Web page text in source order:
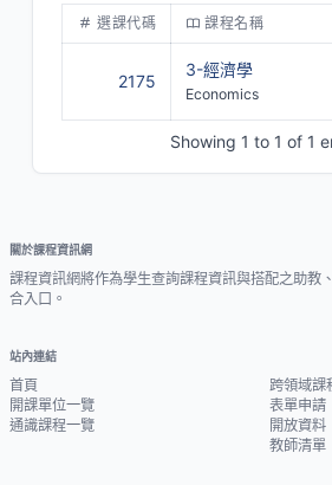
選課代碼 課程名稱
2175
3-經濟學
Economics
Showing 1 to 1 of 1
關於課程資訊網
課程資訊網將作為學生查詢課程資訊與搭配之助教
合入口。
站內連結
首頁
開課單位一覽
通識課程一覽
跨領域課
表單申請
開放資料
教師清單